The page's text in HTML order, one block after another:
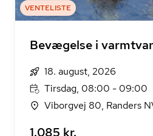
VENTELISTE
Bevægelse i
18. august, 2026
Tirsdag, 08:00 - 09:00
Viborgvej 80, Randers
1.085 kr.